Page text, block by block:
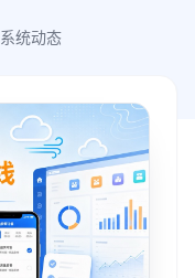
系统动态